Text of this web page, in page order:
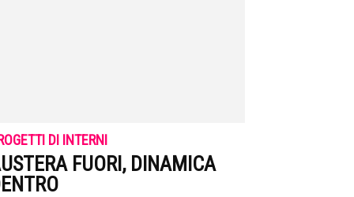
DI INTERNI
FUORI, DINAMICA